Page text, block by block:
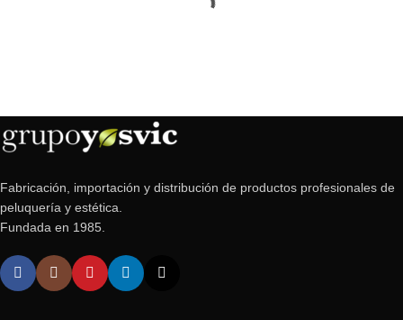
Fabricación, importación y distribución de productos profesionales de
peluquería y estética.
Fundada en 1985.